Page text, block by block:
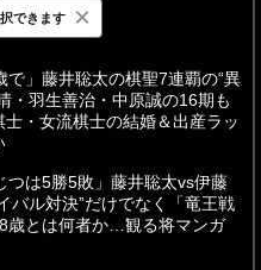
週間
で」藤井聡太の棋聖7連覇の“異
・羽生善治・中原誠の16期も
士・女流棋士の結婚＆出産ラッ
つは5勝5敗」藤井聡太vs伊藤
バル対決”だけでなく「竜王戦
歳とは何者か…観る将マンガ
できます ×